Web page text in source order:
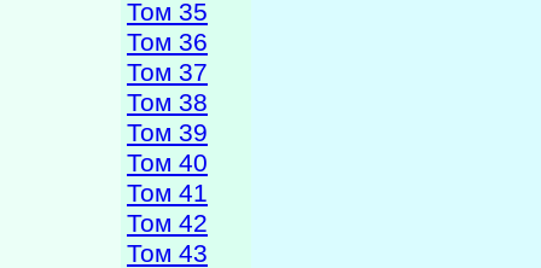
Том 35
Том 36
Том 37
Том 38
Том 39
Том 40
Том 41
Том 42
Том 43